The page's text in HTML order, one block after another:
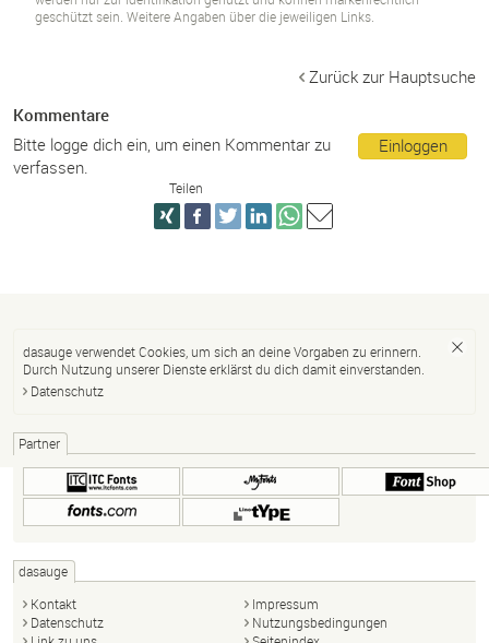
geschützt sein. Weitere Angaben über die jeweiligen Links.
Zurück zur Hauptsuche
Kommentare
Einloggen
Bitte logge dich ein, um einen Kommentar zu
verfassen.
Teilen
dasauge verwendet Cookies, um sich an deine Vorgaben zu erinnern.
Durch Nutzung unserer Dienste erklärst du dich damit einverstanden.
Datenschutz
Partner
dasauge
Kontakt
Impressum
Datenschutz
Nutzungsbedingungen